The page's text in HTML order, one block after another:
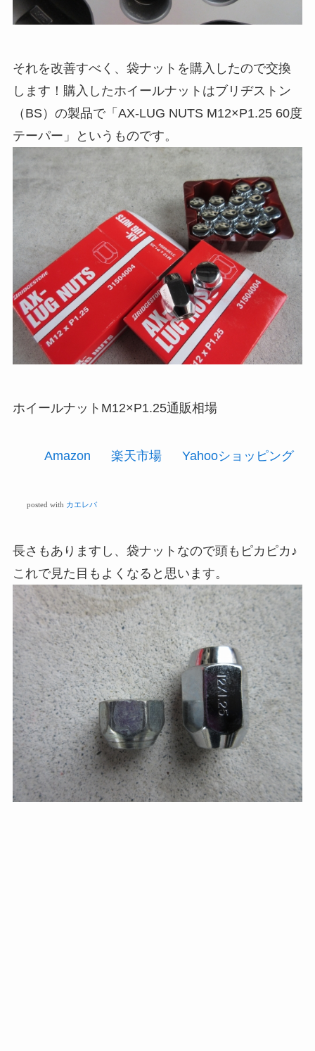
それを改善すべく、袋ナットを購入したので交換
します！購入したホイールナットはブリヂストン
（BS）の製品で「AX-LUG NUTS M12×P1.25 60度
テーパー」というものです。
ホイールナットM12×P1.25通販相場
Amazon 楽天市場 Yahooショッピング
posted with カエレバ
長さもありますし、袋ナットなので頭もピカピカ♪
これで見た目もよくなると思います。